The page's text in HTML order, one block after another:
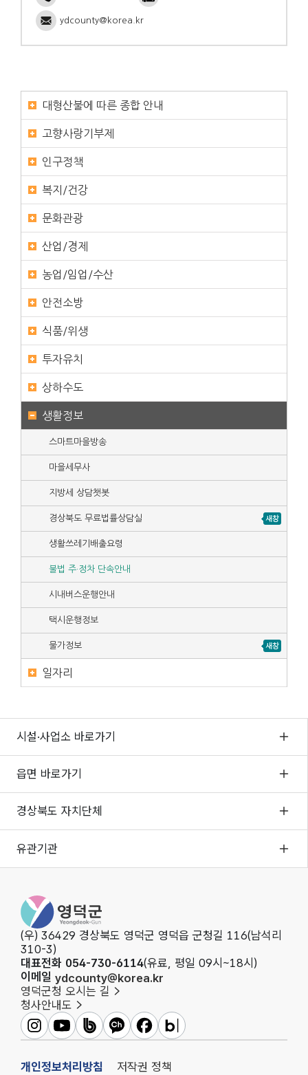
ydcounty@korea.kr
대형산불에 따른 종합 안내
고향사랑기부제
인구정책
복지/건강
문화관광
산업/경제
농업/임업/수산
안전소방
식품/위생
투자유치
상하수도
생활정보
스마트마을방송
마을세무사
지방세 상담챗봇
경상북도 무료법률상담실
생활쓰레기배출요령
불법 주·정차 단속안내
시내버스운행안내
택시운행정보
물가정보
일자리
시설·사업소 바로가기
읍면 바로가기
경상북도 자치단체
유관기관
영덕군청
(우) 36429 경상북도 영덕군 영덕읍 군청길 116(남석리
310-3)
대표전화 054-730-6114(유료, 평일 09시~18시)
이메일 ydcounty@korea.kr
영덕군청 오시는 길
청사안내도
영덕군인스타그램
영덕군유튜브영덕군밴드영덕군카카오채널
영덕군페이스북
영덕군블로그
개인정보처리방침 저작권 정책